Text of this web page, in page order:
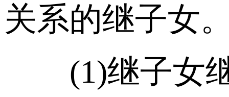
关系的继子女
(1)继子女继